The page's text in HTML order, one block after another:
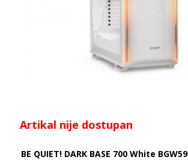
Artikal nije dostupan
BE QUIET! DARK BASE 700 White BGW59